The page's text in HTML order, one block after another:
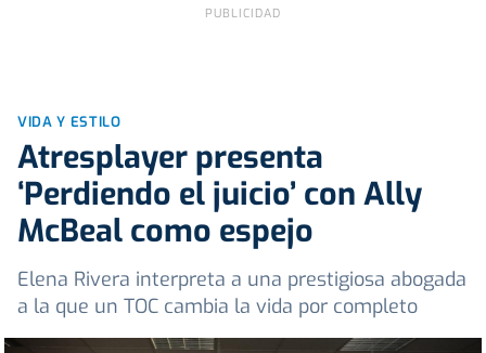
VIDA Y ESTILO
Atresplayer presenta
‘Perdiendo el juicio’ con Ally
McBeal como espejo
Elena Rivera interpreta a una prestigiosa abogada
a la que un TOC cambia la vida por completo